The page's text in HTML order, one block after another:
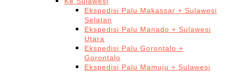
Ekspedisi Palu Makassar + Sulawesi
Selatan
Ekspedisi Palu Manado + Sulawesi
Utara
Ekspedisi Palu Gorontalo +
Gorontalo
Ekspedisi Palu Mamuju + Sulawesi